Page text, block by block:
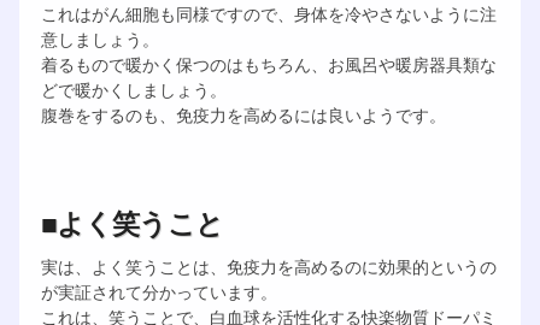
これはがん細胞も同様ですので、身体を冷やさないように注
意しましょう。
着るもので暖かく保つのはもちろん、お風呂や暖房器具類な
どで暖かくしましょう。
腹巻をするのも、免疫力を高めるには良いようです。
■よく笑うこと
実は、よく笑うことは、免疫力を高めるのに効果的というの
が実証されて分かっています。
これは、笑うことで、白血球を活性化する快楽物質ドーパミ